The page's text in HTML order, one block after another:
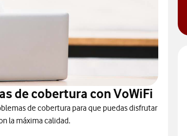
de cobertura con VoWiFi
de cobertura para que puedas disfrutar
la máxima calidad.